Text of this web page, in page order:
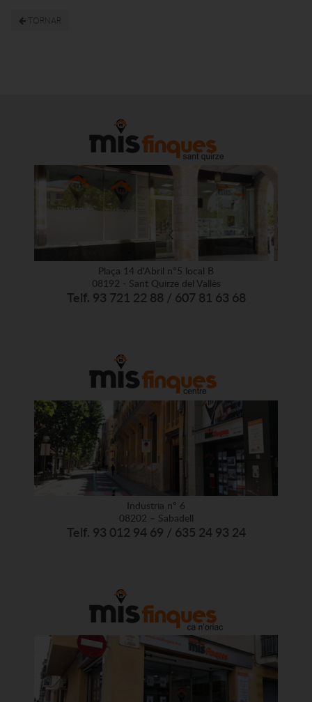
TORNAR
Plaça 14 d'Abril nº5 local B
08192 - Sant Quirze del Vallès
Telf. 93 721 22 88 / 607 81 63 68
Industria nº 6
08202 – Sabadell
Telf. 93 012 94 69 / 635 24 93 24